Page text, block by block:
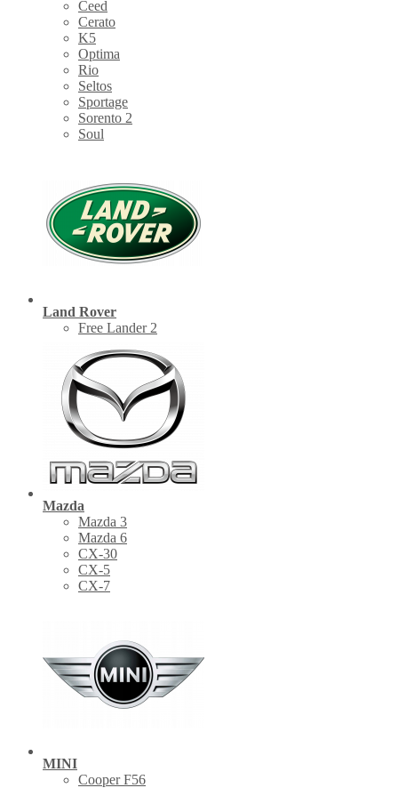
Ceed
Cerato
K5
Optima
Rio
Seltos
Sportage
Sorento 2
Soul
Land Rover
Free Lander 2
Mazda
Mazda 3
Mazda 6
CX-30
СХ-5
CX-7
MINI
Cooper F56